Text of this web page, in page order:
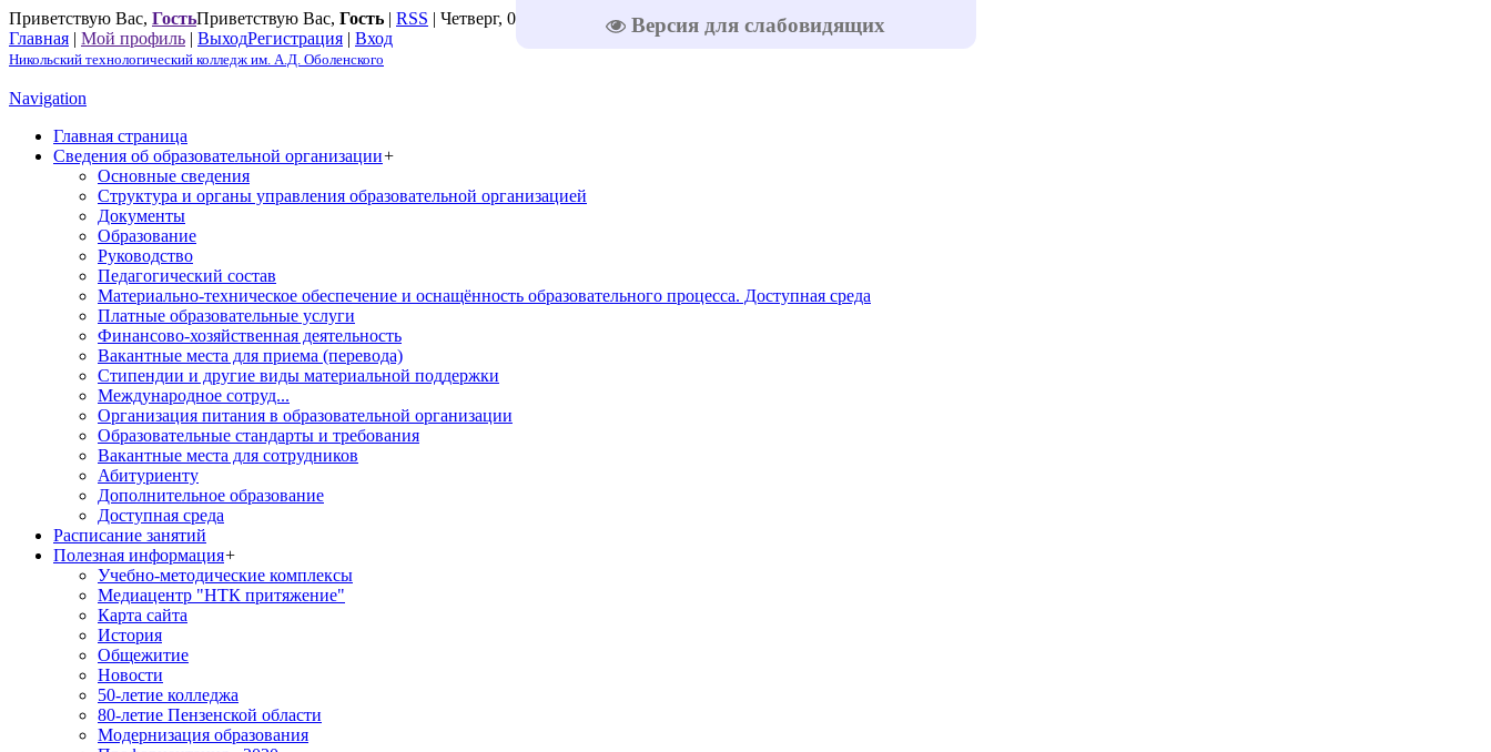
Версия для слабовидящих
Приветствую Вас, ГостьПриветствую Вас, Гость | RSS | Четверг, 06.08.2026
Главная | Мой профиль | ВыходРегистрация | Вход
Никольский технологический колледж им. А.Д. Оболенского
Navigation
Главная страница
Сведения об образовательной организации+
Основные сведения
Структура и органы управления образовательной организацией
Документы
Образование
Руководство
Педагогический состав
Материально-техническое обеспечение и оснащённость образовательного процесса. Доступная среда
Платные образовательные услуги
Финансово-хозяйственная деятельность
Вакантные места для приема (перевода)
Стипендии и другие виды материальной поддержки
Международное сотруд...
Организация питания в образовательной организации
Образовательные стандарты и требования
Вакантные места для сотрудников
Абитуриенту
Дополнительное образование
Доступная среда
Расписание занятий
Полезная информация+
Учебно-методические комплексы
Медиацентр "НТК притяжение"
Карта сайта
История
Общежитие
Новости
50-летие колледжа
80-летие Пензенской области
Модернизация образования